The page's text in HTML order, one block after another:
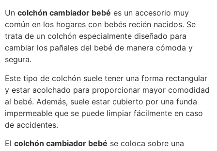
Un colchón cambiador bebé es un accesorio muy
común en los hogares con bebés recién nacidos. Se
trata de un colchón especialmente diseñado para
cambiar los pañales del bebé de manera cómoda y
segura.
Este tipo de colchón suele tener una forma rectangular
y estar acolchado para proporcionar mayor comodidad
al bebé. Además, suele estar cubierto por una funda
impermeable que se puede limpiar fácilmente en caso
de accidentes.
El colchón cambiador bebé se coloca sobre una